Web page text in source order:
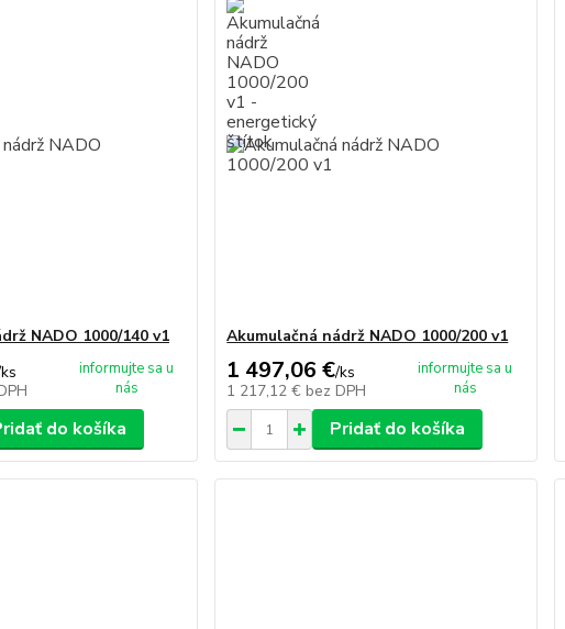
NADO 1000/140 v1
ks
informujte sa u
nás
do košíka
Akumulačná nádrž NADO 1000/200 v1
1 497,06 €/ks
1 217,12 € bez DPH
informujte sa u
nás
Pridať do košíka